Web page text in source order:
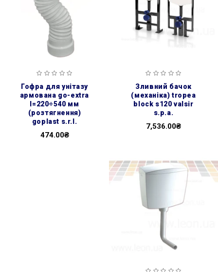
гофра для унітазу
армована go-extra
l=220÷540 мм
(розтягнення)
goplast s.r.l.
474.00₴
зливний бачок
(механіка) tropea
block s120 valsir
s.p.a.
7,536.00₴